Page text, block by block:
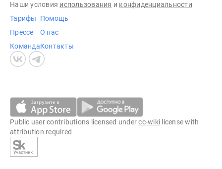
Наши условия использования и конфиденциальности
Тарифы
Прессе
Команда
Помощь
О нас
Контакты
Public user contributions licensed undercc-wiki license with
attribution required